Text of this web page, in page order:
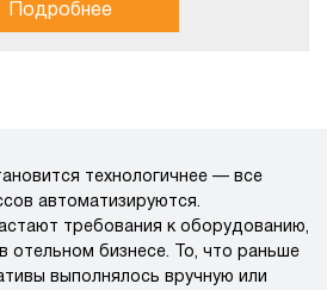
Подробнее
технологичнее — все
автоматизируются.
требования к оборудованию,
отельном бизнесе. То, что раньше
выполнялось вручную или